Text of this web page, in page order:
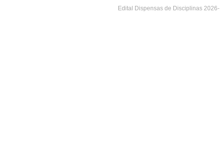
Edital Dispensas de Disciplinas